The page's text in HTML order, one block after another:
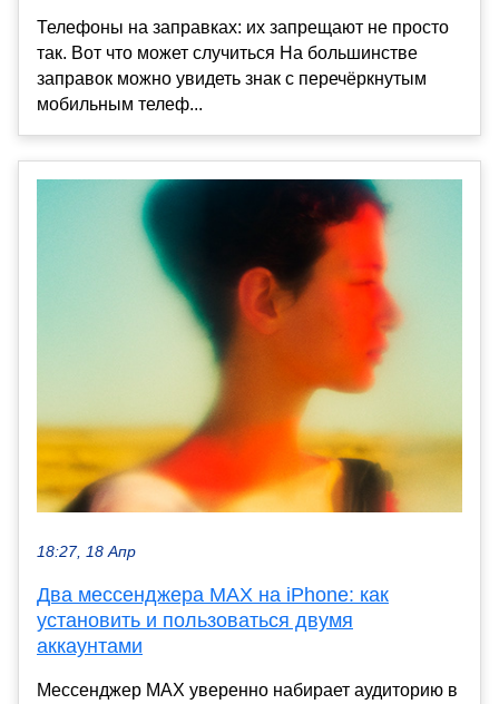
Телефоны на заправках: их запрещают не просто
так. Вот что может случиться На большинстве
заправок можно увидеть знак с перечёркнутым
мобильным телеф...
18:27, 18 Апр
Два мессенджера MAX на iPhone: как
установить и пользоваться двумя
аккаунтами
Мессенджер MAX уверенно набирает аудиторию в